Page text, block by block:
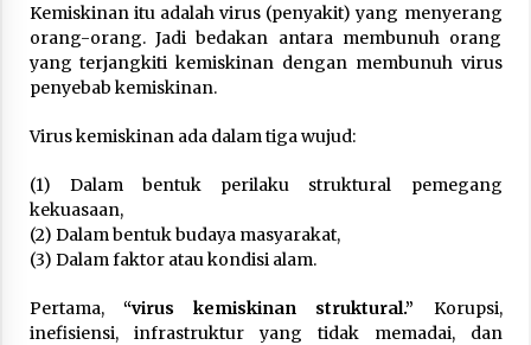
Said Muniruddin Beri Pelatihan dan Motivasi
untuk 179 Guru Diniyah Disdikbud Kota Banda
Aceh
Kepemimpinan Bisnis
Eksistensi Iran dalam Tiga Ayat: Memahami
Nubuwwat
4 months ago
Kemiskinan itu adalah virus (penyakit) yang menyerang
orang-orang. Jadi bedakan antara membunuh orang
yang terjangkiti kemiskinan dengan membunuh virus
penyebab kemiskinan.
Virus kemiskinan ada dalam tiga wujud:
(1) Dalam bentuk perilaku struktural pemegang
kekuasaan,
(2) Dalam bentuk budaya masyarakat,
(3) Dalam faktor atau kondisi alam.
Pertama, “virus kemiskinan struktural.” Korupsi,
inefisiensi, infrastruktur yang tidak memadai, dan